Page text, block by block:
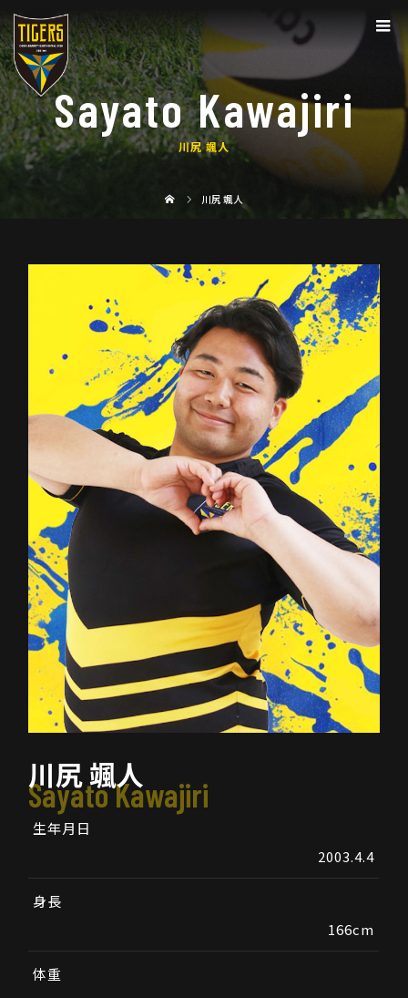
Sayato Kawajiri
川尻 颯人
川尻 颯人
川尻 颯人
Sayato Kawajiri
生年月日
2003.4.4
身長
166cm
体重